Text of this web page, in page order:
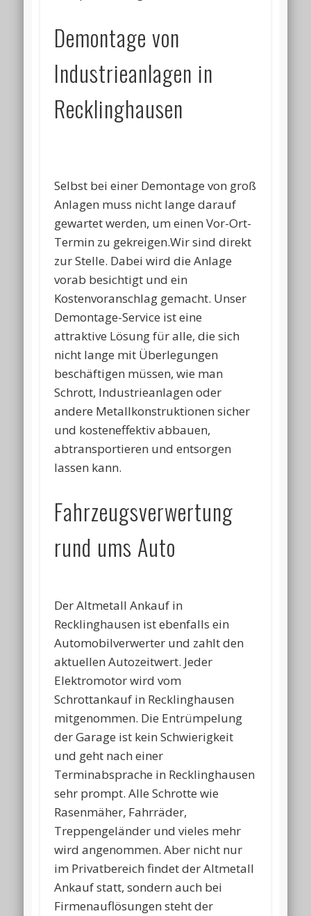
Demontage von
Industrieanlagen in
Recklinghausen
Selbst bei einer Demontage von groß
Anlagen muss nicht lange darauf
gewartet werden, um einen Vor-Ort-
Termin zu gekreigen.Wir sind direkt
zur Stelle. Dabei wird die Anlage
vorab besichtigt und ein
Kostenvoranschlag gemacht. Unser
Demontage-Service ist eine
attraktive Lösung für alle, die sich
nicht lange mit Überlegungen
beschäftigen müssen, wie man
Schrott, Industrieanlagen oder
andere Metallkonstruktionen sicher
und kosteneffektiv abbauen,
abtransportieren und entsorgen
lassen kann.
Fahrzeugsverwertung
rund ums Auto
Der Altmetall Ankauf in
Recklinghausen ist ebenfalls ein
Automobilverwerter und zahlt den
aktuellen Autozeitwert. Jeder
Elektromotor wird vom
Schrottankauf in Recklinghausen
mitgenommen. Die Entrümpelung
der Garage ist kein Schwierigkeit
und geht nach einer
Terminabsprache in Recklinghausen
sehr prompt. Alle Schrotte wie
Rasenmäher, Fahrräder,
Treppengeländer und vieles mehr
wird angenommen. Aber nicht nur
im Privatbereich findet der Altmetall
Ankauf statt, sondern auch bei
Firmenauflösungen steht der